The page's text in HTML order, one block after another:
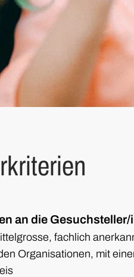
an die Gesuchsteller/
fachlich
Organisationen, mit